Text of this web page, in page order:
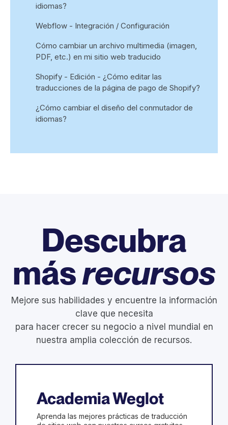
idiomas?
Webflow - Integración / Configuración
Cómo cambiar un archivo multimedia (imagen,
PDF, etc.) en mi sitio web traducido
Shopify - Edición - ¿Cómo editar las
traducciones de la página de pago de Shopify?
¿Cómo cambiar el diseño del conmutador de
idiomas?
Descubra
másrecursos
Mejore sus habilidades y encuentre la información
clave que necesita
para hacer crecer su negocio a nivel mundial en
nuestra amplia colección de recursos.
Academia Weglot
Aprenda las mejores prácticas de traducción